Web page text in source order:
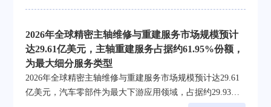
2026年全球精密主轴维修与重建服务市场规模预计
达29.61亿美元，主轴重建服务占据约61.95%份额，
为最大细分服务类型
2026年全球精密主轴维修与重建服务市场规模预计达29.61
亿美元，汽车零部件为最大下游应用领域，占据约29.93%